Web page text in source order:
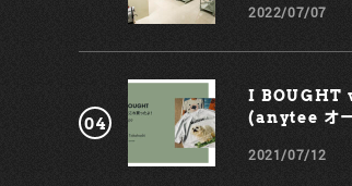
〒150-0001
Tel: 03-6427-4460
https://topologie.jp/
2022/07/07
I BOUGHT
(anytee オ
2021/07/12